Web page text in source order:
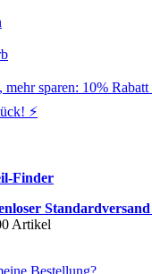
mehr sparen: 10%
⚡️
Finder
Standardversand
Artikel
Bestellung?